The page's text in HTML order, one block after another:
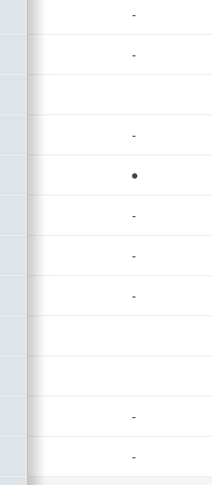
-
-
-
●
-
-
-
-
-